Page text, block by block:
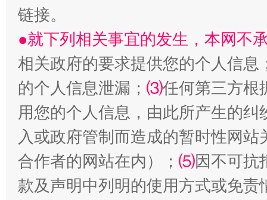
揭批美国五大"原罪" "炒
链接。
●就下列相关事宜的发生，本网不
相关政府的要求提供您的个人信息
的个人信息泄漏； ⑶任何第三方根
用您的个人信息，由此所产生的纠
入或政府管制而造成的暂时性网
合作者的网站在内）； ⑸因不可抗
款及声明中列明的使用方式或免责